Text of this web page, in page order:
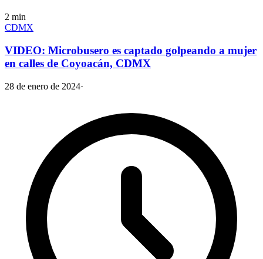
2 min
CDMX
VIDEO: Microbusero es captado golpeando a mujer
en calles de Coyoacán, CDMX
28 de enero de 2024·